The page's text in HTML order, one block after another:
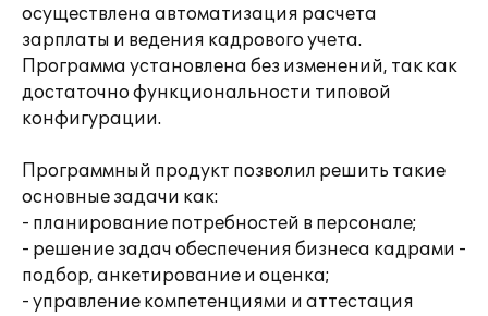
осуществлена автоматизация расчета
зарплаты и ведения кадрового учета.
Программа установлена без изменений, так как
достаточно функциональности типовой
конфигурации.
Программный продукт позволил решить такие
основные задачи как:
- планирование потребностей в персонале;
- решение задач обеспечения бизнеса кадрами -
подбор, анкетирование и оценка;
- управление компетенциями и аттестация